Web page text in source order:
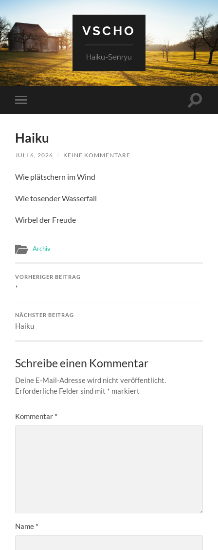
VSCHO
Haiku-Senryu
Mobile-
Menü
Haiku
JULI 6, 2026 / KEINE KOMMENTARE
Wie plätschern im Wind
Wie tosender Wasserfall
Wirbel der Freude
Archiv
VORHERIGER BEITRAG
*
NÄCHSTER BEITRAG
Haiku
Schreibe einen Kommentar
Deine E-Mail-Adresse wird nicht veröffentlicht.
Erforderliche Felder sind mit * markiert
Kommentar *
Name *